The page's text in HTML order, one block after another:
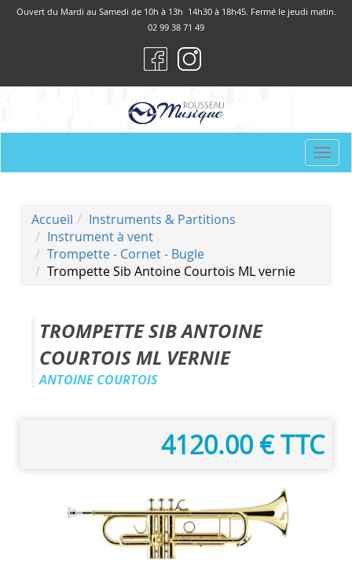
Ouvert du Mardi au Samedi de 10h à 13h 14h30 à 18h45. Fermé le jeudi matin.
02 99 38 71 49
Accueil
Instruments & Partitions
Instrument à vent
Trompette - Cornet - Bugle
Trompette Sib Antoine Courtois ML vernie
TROMPETTE SIB ANTOINE
COURTOIS ML VERNIE
ANTOINE COURTOIS
4120.00 € TTC
Panneau de gestion des cookies